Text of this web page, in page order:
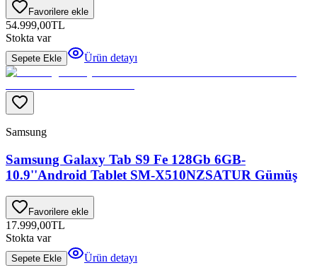
Favorilere ekle
54.999,00TL
Stokta var
Sepete Ekle Ürün detayı
Samsung
Samsung Galaxy Tab S9 Fe 128Gb 6GB-
10.9''Android Tablet SM-X510NZSATUR Gümüş
Favorilere ekle
17.999,00TL
Stokta var
Sepete Ekle Ürün detayı